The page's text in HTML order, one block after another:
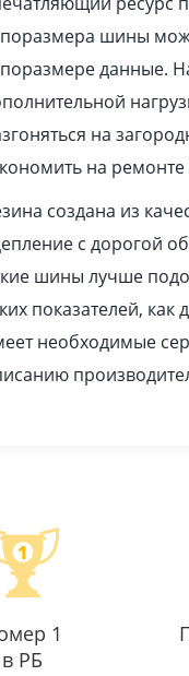
шины
данные.
на
на
создана из
с дорогой
шины лучше
показателей,
необходимые
1
в РБ